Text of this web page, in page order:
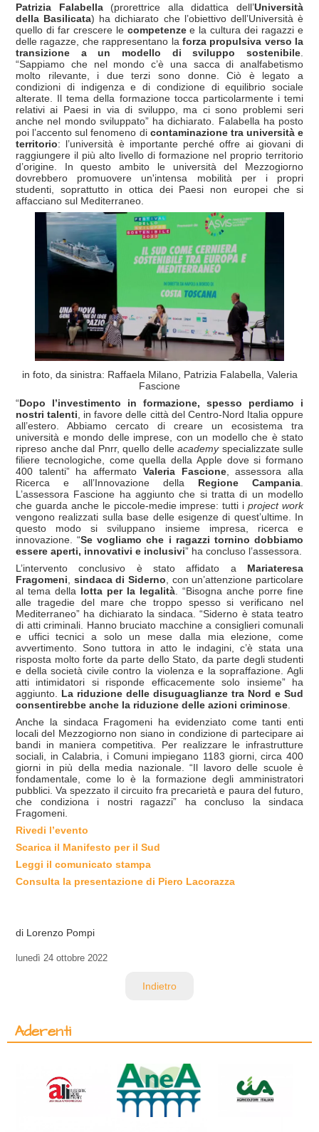
Patrizia Falabella(prorettrice alla didattica dell’Università
della Basilicata) ha dichiarato che l’obiettivo dell’Università è
quello di far crescere le competenzee la cultura dei ragazzi e
delle ragazze, che rappresentano la forza propulsiva verso la
transizione a un modello di sviluppo sostenibile
“Sappiamo che nel mondo c’è una sacca di analfabetismo
molto rilevante, i due terzi sono donne. Ciò è legato a
condizioni di indigenza e di condizione di equilibrio sociale
alterate. Il tema della formazione tocca particolarmente i temi
relativi ai Paesi in via di sviluppo, ma ci sono problemi seri
anche nel mondo sviluppato” ha dichiarato. Falabella ha posto
poi l’accento sul fenomeno di contaminazione tra università e
territorio: l’università è importante perché offre ai giovani di
raggiungere il più alto livello di formazione nel proprio territorio
d’origine. In questo ambito le università del Mezzogiorno
dovrebbero promuovere un'intensa mobilità per i propri
studenti, soprattutto in ottica dei Paesi non europei che si
affacciano sul Mediterraneo.
in foto, da sinistra: Raffaela Milano, Patrizia Falabella, Valeria
Fascione
“Dopo l’investimento in formazione, spesso perdiamo i
nostri talenti , in favore delle città del Centro-Nord Italia oppure
all’estero. Abbiamo cercato di creare un ecosistema tra
università e mondo delle imprese, con un modello che è stato
ripreso anche dal Pnrr, quello delle academyspecializzate sulle
filiere tecnologiche, come quella della Apple dove si formano
400 talenti” ha affermato Valeria Fascione, assessora alla
Ricerca e all’Innovazione della Regione Campania
L’assessora Fascione ha aggiunto che si tratta di un modello
che guarda anche le piccole-medie imprese: tutti iproject work
vengono realizzati sulla base delle esigenze di quest’ultime. In
questo modo si sviluppano insieme impresa, ricerca e
innovazione. “Se vogliamo che i ragazzi tornino dobbiamo
essere aperti, innovativi e inclusivi” ha concluso l’assessora.
L’intervento conclusivo è stato affidato a Mariateresa
Fragomeni
sindaca di Siderno , con un’attenzione particolare
al tema della lotta per la legalità . “Bisogna anche porre fine
alle tragedie del mare che troppo spesso si verificano nel
Mediterraneo” ha dichiarato la sindaca. “Siderno è stata teatro
di atti criminali. Hanno bruciato macchine a consiglieri comunali
e uffici tecnici a solo un mese dalla mia elezione, come
avvertimento. Sono tuttora in atto le indagini, c’è stata una
risposta molto forte da parte dello Stato, da parte degli studenti
e della società civile contro la violenza e la sopraffazione. Agli
atti intimidatori si risponde efficacemente solo insieme” ha
aggiunto. La riduzione delle disuguaglianze tra Nord e Sud
consentirebbe anche la riduzione delle azioni criminose
Anche la sindaca Fragomeni ha evidenziato come tanti enti
locali del Mezzogiorno non siano in condizione di partecipare ai
bandi in maniera competitiva. Per realizzare le infrastrutture
sociali, in Calabria, i Comuni impiegano 1183 giorni, circa 400
giorni in più della media nazionale. “Il lavoro delle scuole è
fondamentale, come lo è la formazione degli amministratori
pubblici. Va spezzato il circuito fra precarietà e paura del futuro,
che condiziona i nostri ragazzi” ha concluso la sindaca
Fragomeni.
Rivedi l’evento
Scarica il Manifesto per il Sud
Leggi il comunicato stampa
Consulta la presentazione di Piero Lacorazza
di Lorenzo Pompi
lunedì 24 ottobre 2022
Indietro
Aderenti